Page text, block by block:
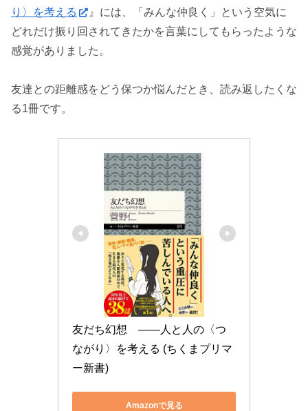
り〉を考える
』には、「みんな仲良く」という空気に
どれだけ振り回されてきたかを言葉にしてもらったような
感覚がありました。
友達との距離感をどう保つか悩んだとき、読み返したくな
る1冊です。
友だち幻想　――人と人の〈つ
ながり〉を考える (ちくまプリマ
ー新書)
Amazonで見る